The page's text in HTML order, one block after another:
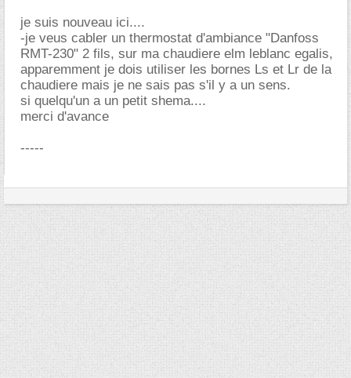
je suis nouveau ici....
-je veus cabler un thermostat d'ambiance "Danfoss
RMT-230" 2 fils, sur ma chaudiere elm leblanc egalis,
apparemment je dois utiliser les bornes Ls et Lr de la
chaudiere mais je ne sais pas s'il y a un sens.
si quelqu'un a un petit shema....
merci d'avance
-----